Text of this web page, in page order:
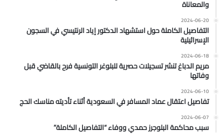
والمعاناة
2024-06-20
التفاصيل الكاملة حول استشهاد الدكتور إياد الرنتيسي في السجون
الإسرائيلية
2024-06-18
مريم الدباغ تنشر تسجيلات حصرية للبلوغر التونسية فرح بالقاضي قبل
وفاتها
2024-06-10
تفاصيل اعتقال عماد المسافر في السعودية أثناء تأديته مناسك الحج
2024-06-07
سبب محاكمة البلوجرز حمدي ووفاء “التفاصيل الكاملة”